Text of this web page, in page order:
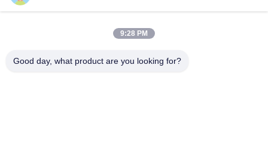
বাড়ি
ভিডিও
9:28 PM
Good day, what product are you looking for?